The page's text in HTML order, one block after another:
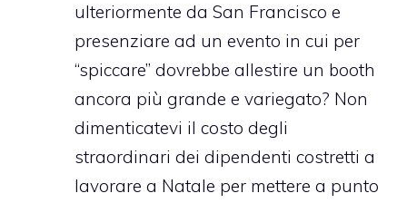
ulteriormente da San Francisco e
presenziare ad un evento in cui per
“spiccare” dovrebbe allestire un booth
ancora più grande e variegato? Non
dimenticatevi il costo degli
straordinari dei dipendenti costretti a
lavorare a Natale per mettere a punto